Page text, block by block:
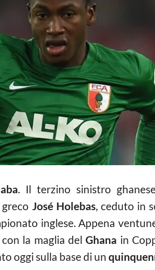
. Il terzino sinistro
José Holebas, ceduto in
inglese. Appena
con la maglia delGhana in
oggi sulla base di un